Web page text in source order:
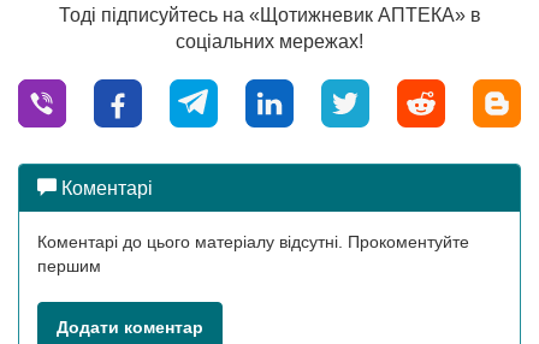
Тоді підписуйтесь на «Щотижневик АПТЕКА» в
соціальних мережах!
Коментарі
Коментарі до цього матеріалу відсутні. Прокоментуйте
першим
Додати коментар